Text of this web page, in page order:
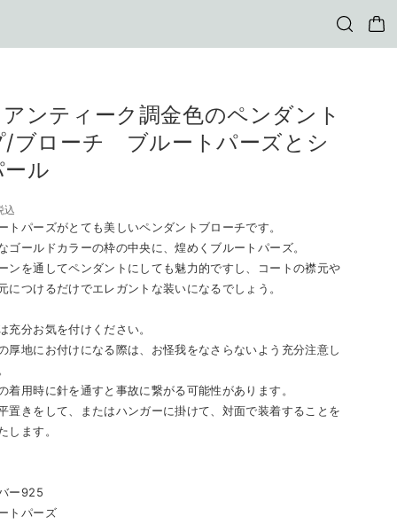
ンティーク調金色のペンダント
/ブローチ ブルートパーズとシ
ル
込
トパーズがとても美しいペンダントブローチです。
ゴールドカラーの枠の中央に、煌めくブルートパーズ。
ンを通してペンダントにしても魅力的ですし、コートの襟元や
につけるだけでエレガントな装いになるでしょう。
充分お気を付けください。
厚地にお付けになる際は、お怪我をなさらないよう充分注意し
着用時に針を通すと事故に繋がる可能性があります。
置きをして、またはハンガーに掛けて、対面で装着することを
します。
ー925
パーズ